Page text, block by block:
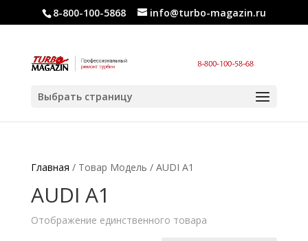
8-800-100-5868 info@turbo-magazin.ru
Выбрать страницу
Главная / Товар Модель / AUDI A1
AUDI A1
Отображение единственного товара